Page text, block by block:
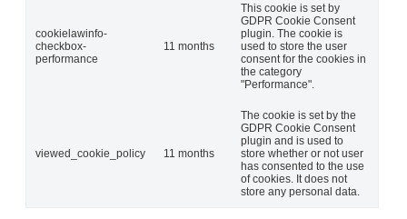
cookielawinfo-
checkbox-
performance
11 months
This cookie is set by
GDPR Cookie Consent
plugin. The cookie is
used to store the user
consent for the cookies in
the category
"Performance".
viewed_cookie_policy 11 months
The cookie is set by the
GDPR Cookie Consent
plugin and is used to
store whether or not user
has consented to the use
of cookies. It does not
store any personal data.